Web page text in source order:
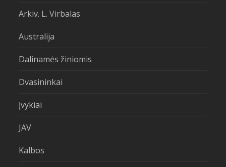
Arkiv. L. Virbalas
Australija
Dalinamės žiniomis
Dvasininkai
Įvykiai
JAV
Kalbos